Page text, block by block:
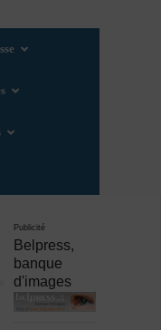
Publicité
Belpress,
banque
d'images